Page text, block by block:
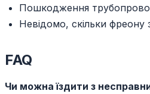
Пошкодження
Невідомо, скільки фреону
FAQ
Чи можна їздити з